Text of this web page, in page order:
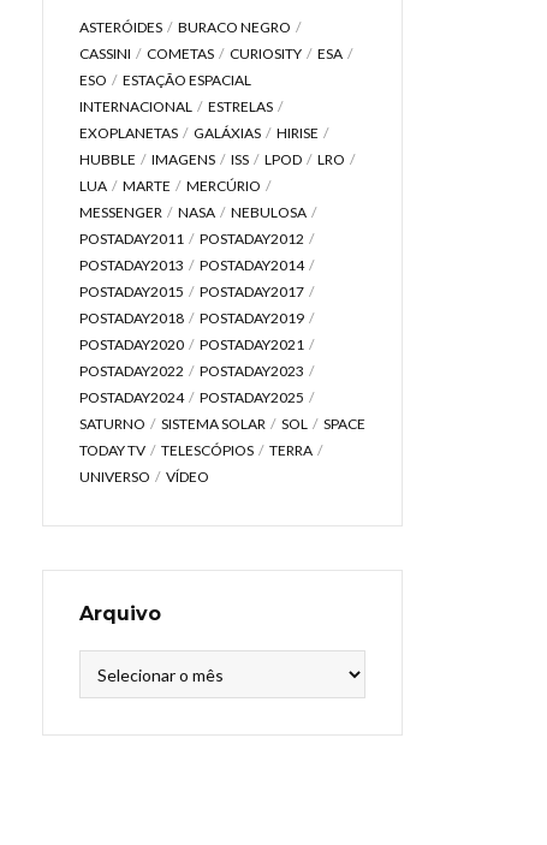
ASTERÓIDES
BURACO NEGRO
CASSINI
COMETAS CURIOSITY
ESA
ESO
ESTAÇÃO ESPACIAL
INTERNACIONAL
ESTRELAS
EXOPLANETAS
GALÁXIAS
HIRISE
HUBBLE
IMAGENS ISS LPOD
LRO
LUA
MARTE
MERCÚRIO
MESSENGER
NASA
NEBULOSA
POSTADAY2011
POSTADAY2012
POSTADAY2013
POSTADAY2014
POSTADAY2015
POSTADAY2017
POSTADAY2018
POSTADAY2019
POSTADAY2020
POSTADAY2021
POSTADAY2022
POSTADAY2023
POSTADAY2024
POSTADAY2025
SATURNO
SISTEMA SOLAR SOL
SPACE
TODAY TV
TELESCÓPIOS
TERRA
UNIVERSO
VÍDEO
Arquivo